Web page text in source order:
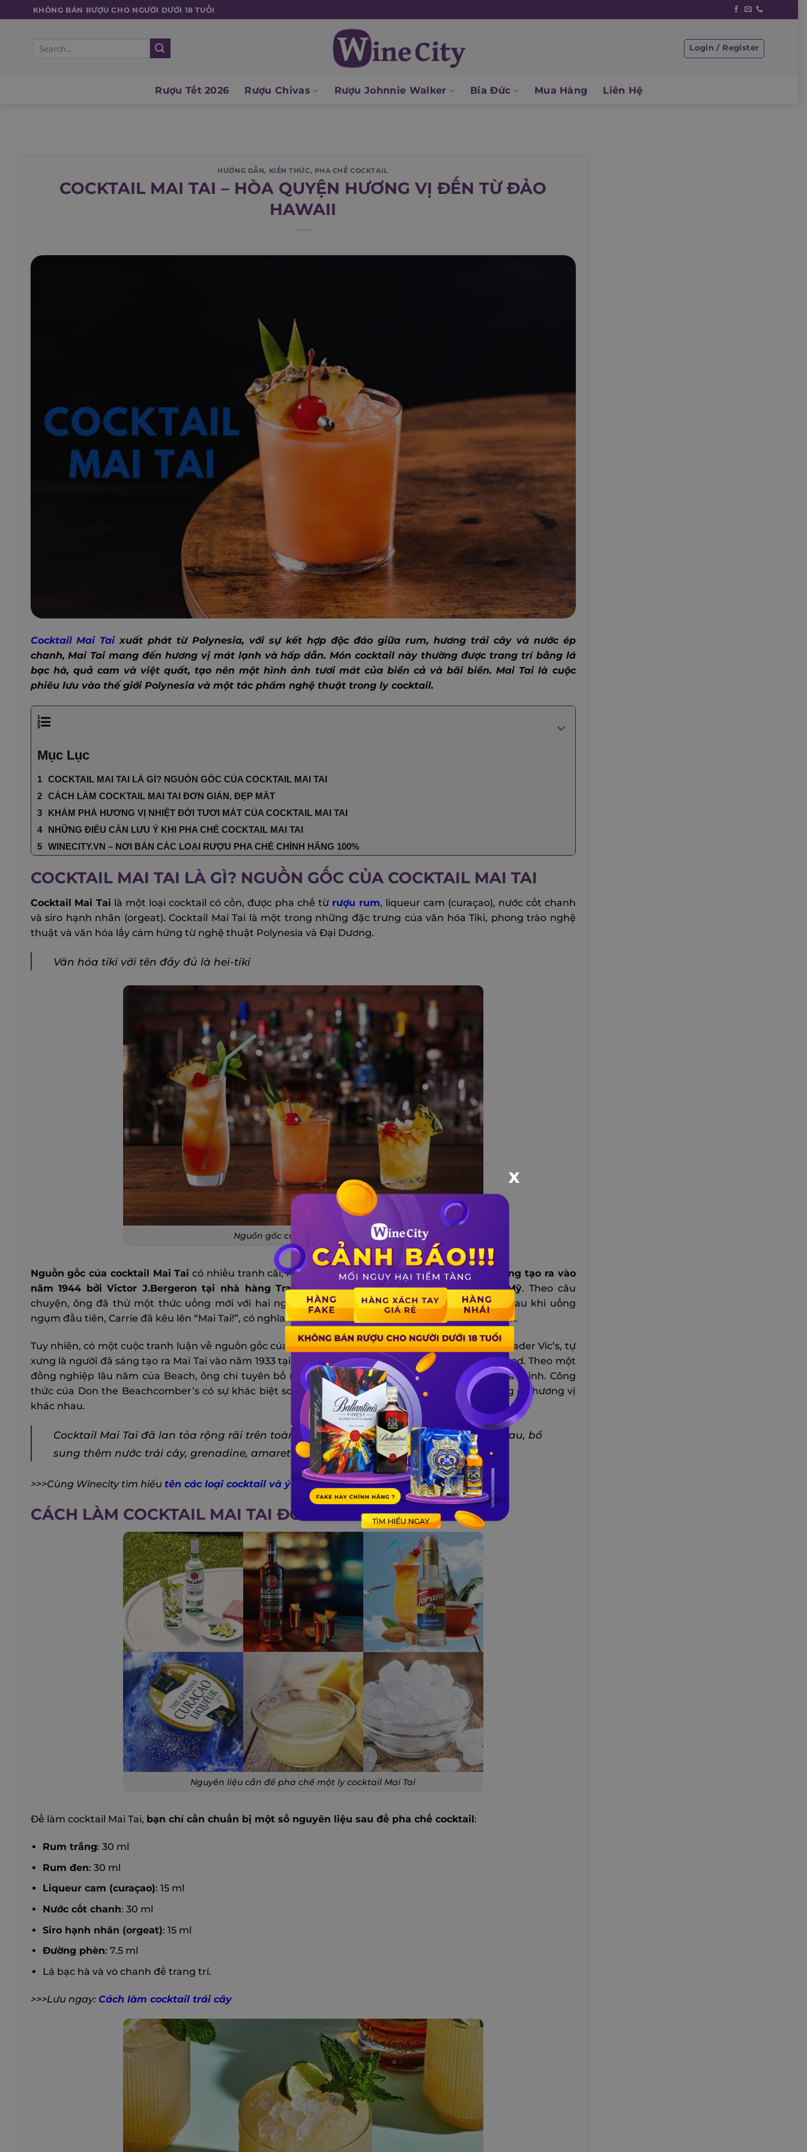
to
KHÔNG BÁN RƯỢU CHO NGƯỜI DƯỚI 18 TUỔI
Login / Register
Rượu Tết 2026 Rượu Chivas Rượu Johnnie Walker Bia Đức Mua Hàng Liên Hệ
HƯỚNG DẪN, KIẾN THỨC, PHA CHẾ COCKTAIL
COCKTAIL MAI TAI – HÒA QUYỆN HƯƠNG VỊ ĐẾN TỪ ĐẢO
HAWAII
Cocktail Mai Taixuất phát từ Polynesia, với sự kết hợp độc đáo giữa rum, hương trái cây và nước ép
chanh, Mai Tai mang đến hương vị mát lạnh và hấp dẫn. Món cocktail này thường được trang trí bằng lá
bạc hà, quả cam và việt quất, tạo nên một hình ảnh tươi mát của biển cả và bãi biển. Mai Tai là cuộc
phiêu lưu vào thế giới Polynesia và một tác phẩm nghệ thuật trong ly cocktail.
Mục Lục
COCKTAIL MAI TAI LÀ GÌ? NGUỒN GỐC CỦA COCKTAIL MAI TAI
CÁCH LÀM COCKTAIL MAI TAI ĐƠN GIẢN, ĐẸP MẮT
KHÁM PHÁ HƯƠNG VỊ NHIỆT ĐỚI TƯƠI MÁT CỦA COCKTAIL MAI TAI
NHỮNG ĐIỀU CẦN LƯU Ý KHI PHA CHẾ COCKTAIL MAI TAI
WINECITY.VN – NƠI BÁN CÁC LOẠI RƯỢU PHA CHẾ CHÍNH HÃNG 100%
COCKTAIL MAI TAI LÀ GÌ? NGUỒN GỐC CỦA COCKTAIL MAI TAI
Cocktail Mai Tai là một loại cocktail có cồn, được pha chế từ rượu rum, liqueur cam (curaçao), nước cốt chanh
và siro hạnh nhân (orgeat). Cocktail Mai Tai là một trong những đặc trưng của văn hóa Tiki, phong trào nghệ
thuật và văn hóa lấy cảm hứng từ nghệ thuật Polynesia và Đại Dương.
Văn hóa tiki với tên đầy đủ là hei-tiki
Nguồn gốc của Cocktail Mai Tai
Nguồn gốc của cocktail Mai Tai có nhiều tranh cãi, nhưng phổ biến nhất là cho rằng nó được
sáng tạo ra vào
năm 1944 bởi Victor J.Bergeron tại nhà hàng Trader Vic’s của ông ở Oakland, California, Mỹ. Theo câu
chuyện, ông đã thử một thức uống mới với hai người bạn đến từ Tahiti, Ham và Carrie Guild. Sau khi uống
ngụm đầu tiên, Carrie đã kêu lên “Mai Tai!”, có nghĩa là “tuyệt vời” hoặc “xuất sắc” trong tiếng Tahiti.
Tuy nhiên, có một cuộc tranh luận về nguồn gốc của Mai Tai. Donn Beach, người tiền nhiệm của Trader Vic’s, tự
xưng là người đã sáng tạo ra Mai Tai vào năm 1933 tại quán bar Don the Beachcomber’s ở Hollywood. Theo một
đồng nghiệp lâu năm của Beach, ông chỉ tuyên bố rằng Mai Tai dựa trên cocktail Q.B.Cooler của mình. Công
thức của Don the Beachcomber’s có sự khác biệt so với Trader Vic’s và có người cho rằng chúng có hương vị
khác nhau.
Cocktail Mai Tai đã lan tỏa rộng rãi trên toàn cầu và trải qua nhiều biến thể khác nhau, bổ
sung thêm nước trái cây, grenadine, amaretto, và bitters.
>>>Cùng Winecity tìm hiểu tên các loại cocktail và ý nghĩa.
CÁCH LÀM COCKTAIL MAI TAI ĐƠN GIẢN, ĐẸP MẮT
Nguyên liệu cần để pha chế một ly cocktail Mai Tai
Để làm cocktail Mai Tai, bạn chỉ cần chuẩn bị một số nguyên liệu sau để pha chế cocktail :
Rum trắng: 30 ml
Rum đen: 30 ml
Liqueur cam (curaçao): 15 ml
Nước cốt chanh: 30 ml
Siro hạnh nhân (orgeat): 15 ml
Đường phèn: 7.5 ml
Lá bạc hà và vỏ chanh để trang trí.
>>>Lưu ngay: Cách làm cocktail trái cây
X